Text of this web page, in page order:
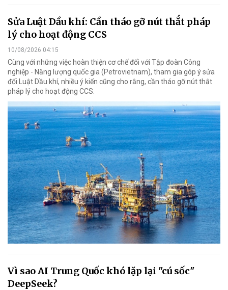
Sửa Luật Dầu khí: Cần tháo gỡ nút thắt pháp
lý cho hoạt động CCS
10/08/2026 04:15
Cùng với những việc hoàn thiện cơ chế đối với Tập đoàn Công
nghiệp - Năng lượng quốc gia (Petrovietnam), tham gia góp ý sửa
đổi Luật Dầu khí, nhiều ý kiến cũng cho rằng, cần tháo gỡ nút thắt
pháp lý cho hoạt động CCS.
Vì sao AI Trung Quốc khó lặp lại "cú sốc"
DeepSeek?